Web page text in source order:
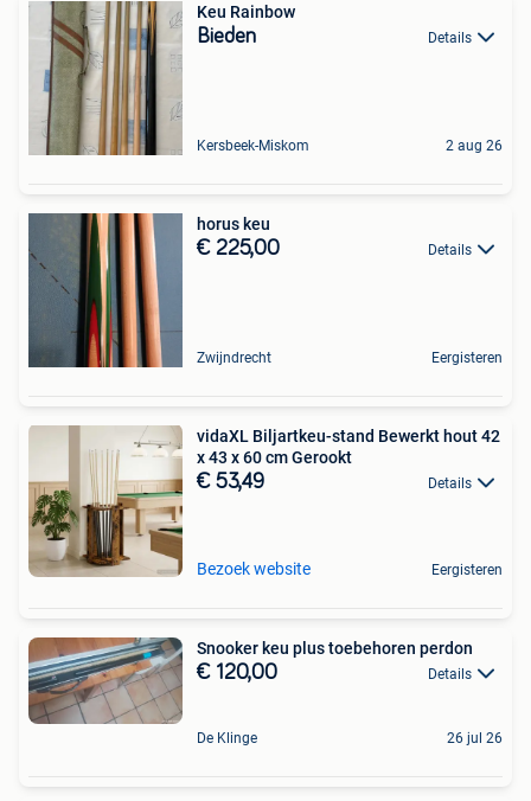
Keu Rainbow
Bieden Details
Kersbeek-Miskom 2 aug 26
horus keu
€ 225,00 Details
Zwijndrecht Eergisteren
vidaXL Biljartkeu-stand Bewerkt hout 42
x 43 x 60 cm Gerookt
€ 53,49 Details
Bezoek website Eergisteren
Snooker keu plus toebehoren perdon
€ 120,00 Details
De Klinge 26 jul 26